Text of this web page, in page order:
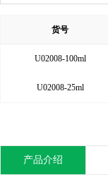
货号
U02008-100ml
U02008-25ml
产品介绍